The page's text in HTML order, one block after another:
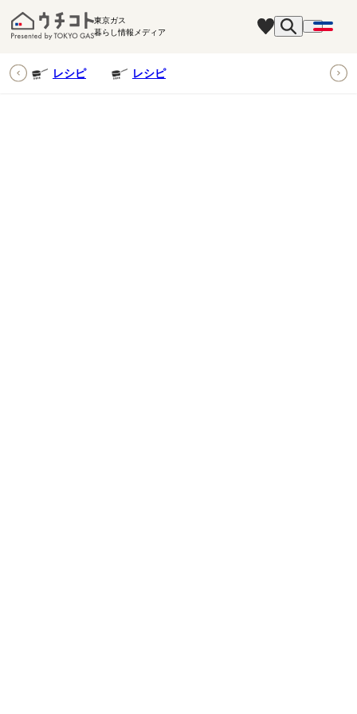
東京ガス
暮らし情報メディア
レシピ レシピ